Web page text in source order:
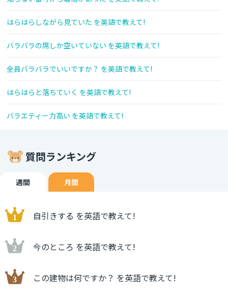
はらはらしながら見ていた を英語で教えて!
バラバラの席しか空いていない を英語で教えて!
全員バラバラでいいですか？ を英語で教えて!
はらはらと落ちていく を英語で教えて!
バラエティー力高い を英語で教えて!
質問ランキング
週間 月間
自引きする を英語で教えて!
今のところ を英語で教えて!
この建物は何ですか？ を英語で教えて!